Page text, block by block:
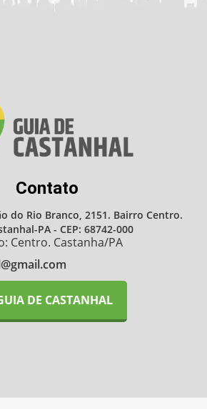
Contato
do Rio Branco, 2151. Bairro Centro.
PA - CEP: 68742-000
Centro. Castanha/PA
DE CASTANHAL